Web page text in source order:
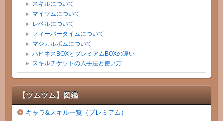
スキルについて
マイツムについて
レベルについて
フィーバータイムについて
マジカルボムについて
ハピネスBOXとプレミアムBOXの違い
スキルチケットの入手法と使い方
【ツムツム】図鑑
キャラ&スキル一覧（プレミアム）